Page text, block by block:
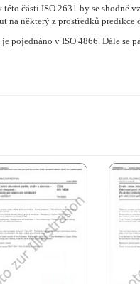
části ISO 2631 by se
na některý z prostředků predikce
pojednáno v ISO 4866. Dále se